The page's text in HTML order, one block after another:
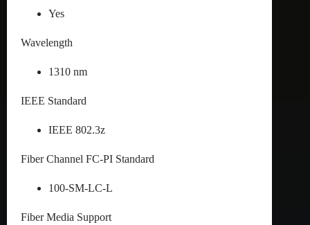
Yes
Wavelength
1310 nm
IEEE Standard
IEEE 802.3z
Fiber Channel FC-PI Standard
100-SM-LC-L
Fiber Media Support